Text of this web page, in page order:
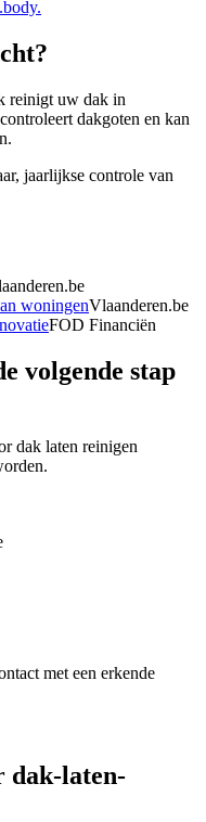
?
reinigt uw dak in
dakgoten en kan
jaarlijkse controle van
woningenVlaanderen.be
FOD Financiën
volgende stap
dak laten reinigen
met een erkende
dak-laten-